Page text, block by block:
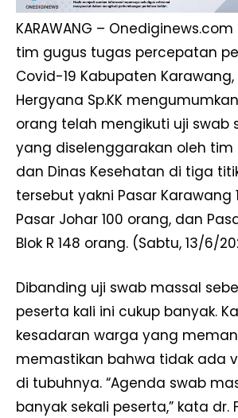
KARAWANG –
tim gugus tugas percepatan
Covid-19 Kabupaten Karawang,
Hergyana Sp.KK
orang telah mengikuti uji swab
yang diselenggarakan oleh tim
dan Dinas Kesehatan di tiga
tersebut yakni Pasar Karawang
Pasar Johar 100 orang, dan
Blok R 148 orang. (Sabtu, 13/6/
Dibanding uji swab massal
peserta kali ini cukup banyak.
kesadaran warga yang
memastikan bahwa tidak ada
di tubuhnya. “Agenda swab
banyak sekali peserta,” kata dr.